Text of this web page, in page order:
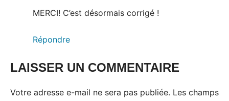
MERCI! C’est désormais corrigé !
Répondre
LAISSER UN COMMENTAIRE
Votre adresse e-mail ne sera pas publiée. Les champs